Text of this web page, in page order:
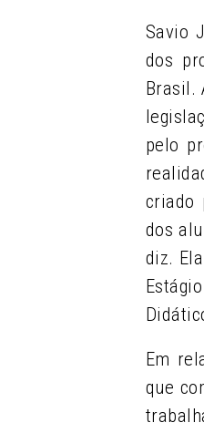
Savio
dos
Brasil.
pelo
criado
dos
diz.
Em
que